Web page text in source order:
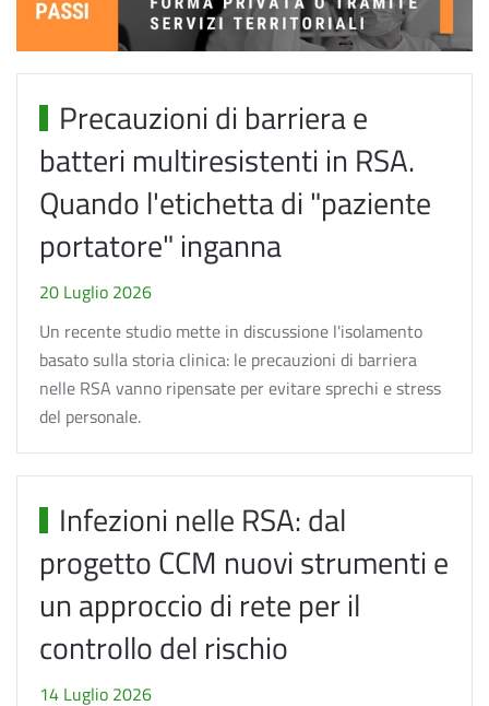
Precauzioni di barriera e
batteri multiresistenti in RSA.
Quando l'etichetta di "paziente
portatore" inganna
20 Luglio 2026
Un recente studio mette in discussione l'isolamento
basato sulla storia clinica: le precauzioni di barriera
nelle RSA vanno ripensate per evitare sprechi e stress
del personale.
Infezioni nelle RSA: dal
progetto CCM nuovi strumenti e
un approccio di rete per il
controllo del rischio
14 Luglio 2026